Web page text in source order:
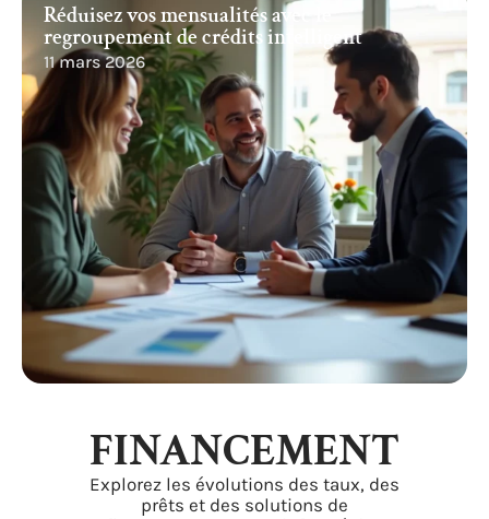
Réduisez vos mensualités avec le
regroupement de crédits intelligent
11 mars 2026
FINANCEMENT
Explorez les évolutions des taux, des
prêts et des solutions de